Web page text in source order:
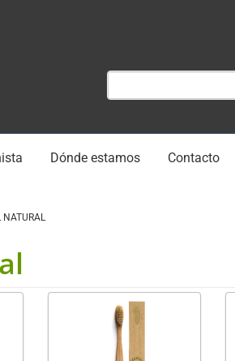
Dónde estamos Contacto
NATURAL